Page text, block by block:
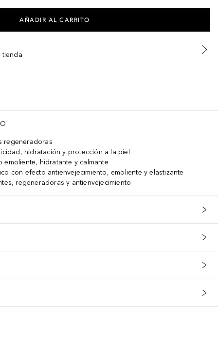
AÑADIR AL CARRITO
tienda
regeneradoras
hidratación y protección a la piel
hidratante y calmante
con efecto antienvejecimiento, emoliente y elastizante
regeneradoras y antienvejecimiento